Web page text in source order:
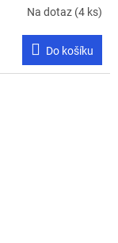
Na dotaz (4 ks)
Do košíku